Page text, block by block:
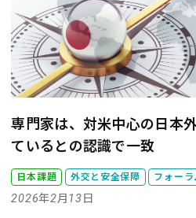
専門家は、対米中心の日本
ているとの認識で一致
日本課題 外交と安全保障 フォーラ
2026年2月13日